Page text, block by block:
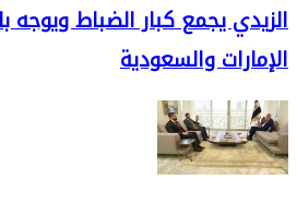
الزيدي يجمع كبار الضباط
الإمارات والسعودية